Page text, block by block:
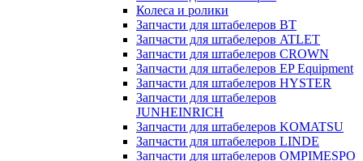
Колеса и ролики
Запчасти для штабелеров BT
Запчасти для штабелеров ATLET
Запчасти для штабелеров CROWN
Запчасти для штабелеров EP Equipment
Запчасти для штабелеров HYSTER
Запчасти для штабелеров
JUNHEINRICH
Запчасти для штабелеров KOMATSU
Запчасти для штабелеров LINDE
Запчасти для штабелеров OMPIMESPO